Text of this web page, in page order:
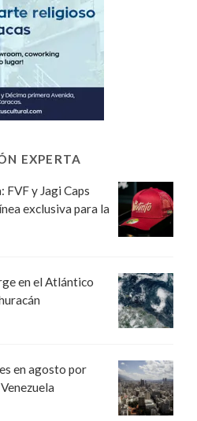
EXPERTA
y Jagi Caps
exclusiva para la
en el Atlántico
en agosto por